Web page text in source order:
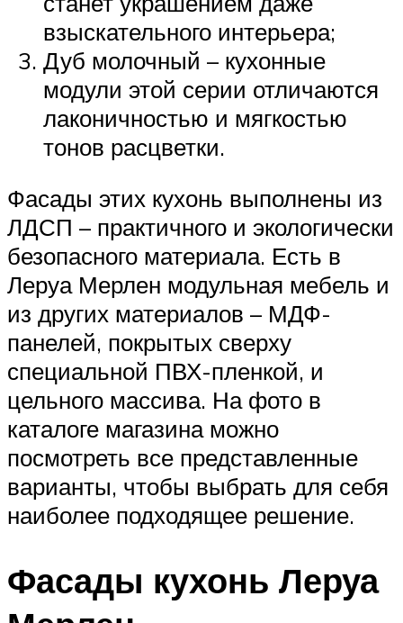
взыскательного интерьера;
Дуб молочный – кухонные
модули этой серии отличаются
лаконичностью и мягкостью
тонов расцветки.
Фасады этих кухонь выполнены из
ЛДСП – практичного и экологически
безопасного материала. Есть в
Леруа Мерлен модульная мебель и
из других материалов – МДФ-
панелей, покрытых сверху
специальной ПВХ-пленкой, и
цельного массива. На фото в
каталоге магазина можно
посмотреть все представленные
варианты, чтобы выбрать для себя
наиболее подходящее решение.
Фасады кухонь Леруа